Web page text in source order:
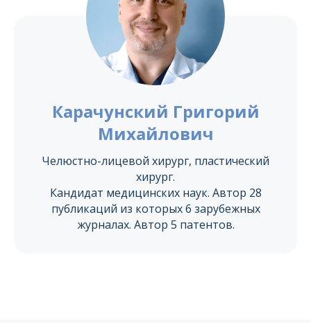
Карачунский Григорий
Михайлович
Челюстно-лицевой хирург, пластический
хирург.
Кандидат медицинских наук. Автор 28
публикаций из которых 6 зарубежных
журналах. Автор 5 патентов.